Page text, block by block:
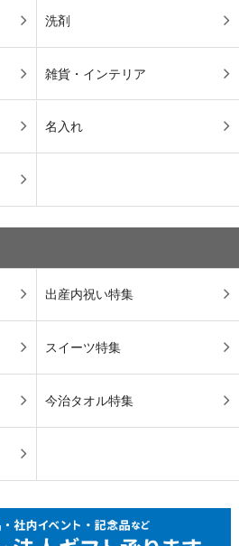
洗剤
雑貨・インテリア
名入れ
出産内祝い特集
スイーツ特集
今治タオル特集